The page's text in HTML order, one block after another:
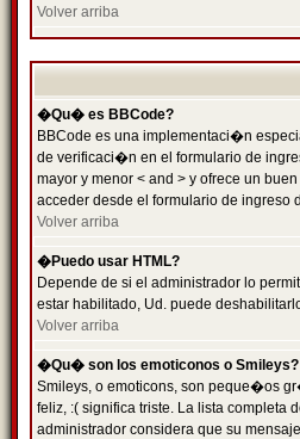
Volver arriba
�Qu� es BBCode?
BBCode es una implementaci�n
de verificaci�n en el formulario de
mayor y menor < and > y ofrece un
acceder desde el formulario de ingreso
Volver arriba
�Puedo usar HTML?
Depende de si el administrador lo
estar habilitado, Ud. puede
Volver arriba
�Qu� son los emoticonos o Smileys?
Smileys, o emoticons, son peque�os
feliz, :( significa triste. La lista completa
administrador considera que su